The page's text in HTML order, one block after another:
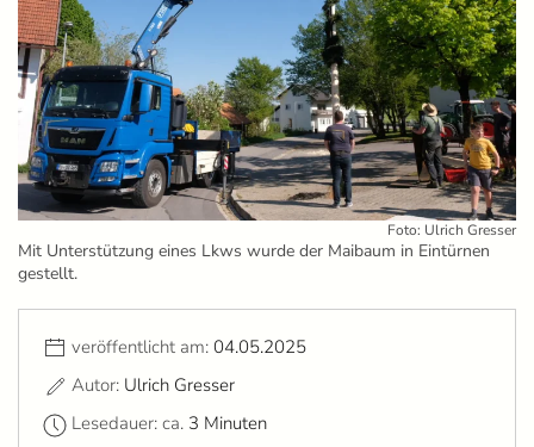
Foto: Ulrich Gresser
Mit Unterstützung eines Lkws wurde der Maibaum in Eintürnen
gestellt.
veröffentlicht am: 04.05.2025
Autor: Ulrich Gresser
Lesedauer: ca. 3 Minuten